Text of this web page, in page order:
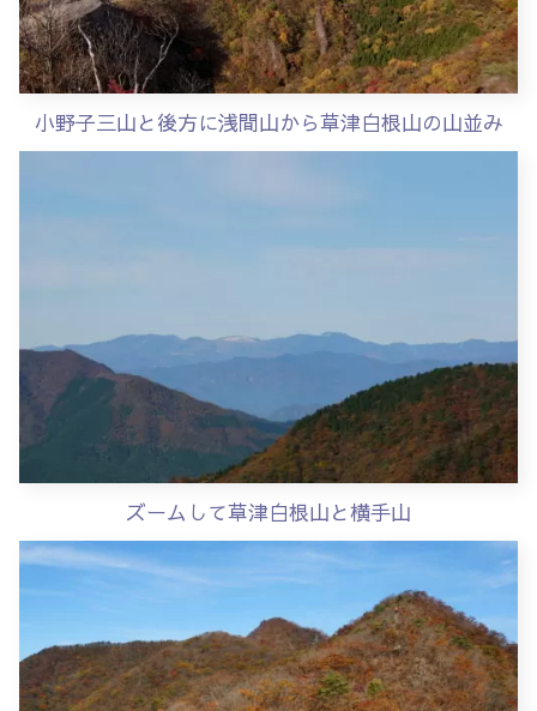
小野子三山と後方に浅間山から草津白根山の山並み
ズームして草津白根山と横手山